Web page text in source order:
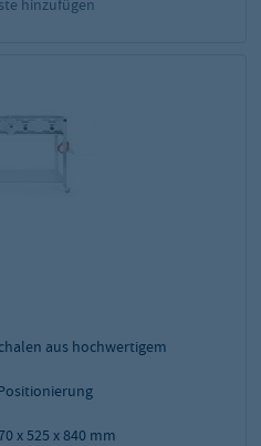
hinzufügen
aus hochwertigem
x 525 x 840 mm